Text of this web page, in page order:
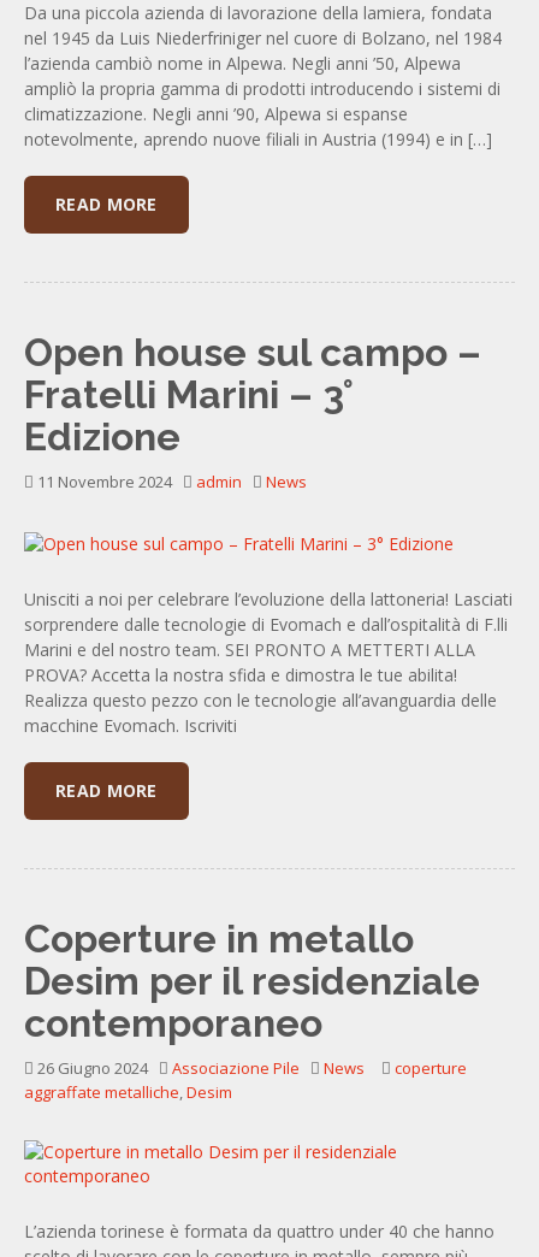
Da una piccola azienda di lavorazione della lamiera, fondata
nel 1945 da Luis Niederfriniger nel cuore di Bolzano, nel 1984
l’azienda cambiò nome in Alpewa. Negli anni ’50, Alpewa
ampliò la propria gamma di prodotti introducendo i sistemi di
climatizzazione. Negli anni ’90, Alpewa si espanse
notevolmente, aprendo nuove filiali in Austria (1994) e in […]
READ MORE
Open house sul campo –
Fratelli Marini – 3°
Edizione
11 Novembre 2024 admin News
Unisciti a noi per celebrare l’evoluzione della lattoneria! Lasciati
sorprendere dalle tecnologie di Evomach e dall’ospitalità di F.lli
Marini e del nostro team. SEI PRONTO A METTERTI ALLA
PROVA? Accetta la nostra sfida e dimostra le tue abilita!
Realizza questo pezzo con le tecnologie all’avanguardia delle
macchine Evomach. Iscriviti
READ MORE
Coperture in metallo
Desim per il residenziale
contemporaneo
26 Giugno 2024 Associazione Pile News
coperture
aggraffate metalliche,Desim
L’azienda torinese è formata da quattro under 40 che hanno